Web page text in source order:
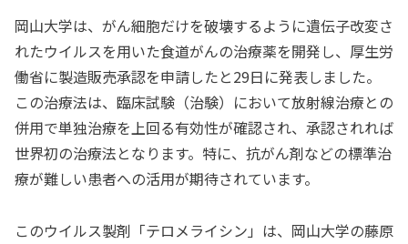
岡山大学は、がん細胞だけを破壊するように遺伝子改変さ
れたウイルスを用いた食道がんの治療薬を開発し、厚生労
働省に製造販売承認を申請したと29日に発表しました。
この治療法は、臨床試験（治験）において放射線治療との
併用で単独治療を上回る有効性が確認され、承認されれば
世界初の治療法となります。特に、抗がん剤などの標準治
療が難しい患者への活用が期待されています。
このウイルス製剤「テロメライシン」は、岡山大学の藤原